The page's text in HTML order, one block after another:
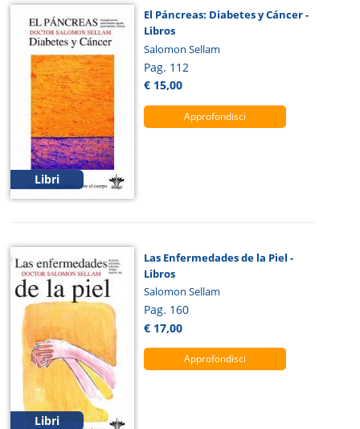
Libri
El Páncreas: Diabetes y Cáncer -
Libros
Salomon Sellam
Pag. 112
€ 15,00
Approfondisci
Libri
Las Enfermedades de la Piel -
Libros
Salomon Sellam
Pag. 160
€ 17,00
Approfondisci